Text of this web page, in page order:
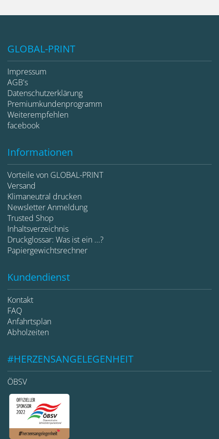
GLOBAL-PRINT
Impressum
AGB's
Datenschutzerklärung
Premiumkundenprogramm
Weiterempfehlen
facebook
Informationen
Vorteile von GLOBAL-PRINT
Versand
Klimaneutral drucken
Newsletter Anmeldung
Trusted Shop
Inhaltsverzeichnis
Druckglossar: Was ist ein ...?
Papiergewichtsrechner
Kundendienst
Kontakt
FAQ
Anfahrtsplan
Abholzeiten
#HERZENSANGELEGENHEIT
ÖBSV